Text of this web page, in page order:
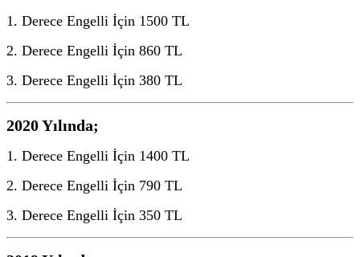
1. Derece Engelli İçin 1500 TL
2. Derece Engelli İçin 860 TL
3. Derece Engelli İçin 380 TL
2020 Yılında;
1. Derece Engelli İçin 1400 TL
2. Derece Engelli İçin 790 TL
3. Derece Engelli İçin 350 TL